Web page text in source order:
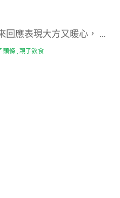
應表現大方又暖心， ...
頭條 親子飲食